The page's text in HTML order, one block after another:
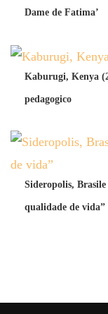
Dame de Fatima’
Kaburugi, Kenya
pedagogico
Sideropolis,
qualidade de vida”